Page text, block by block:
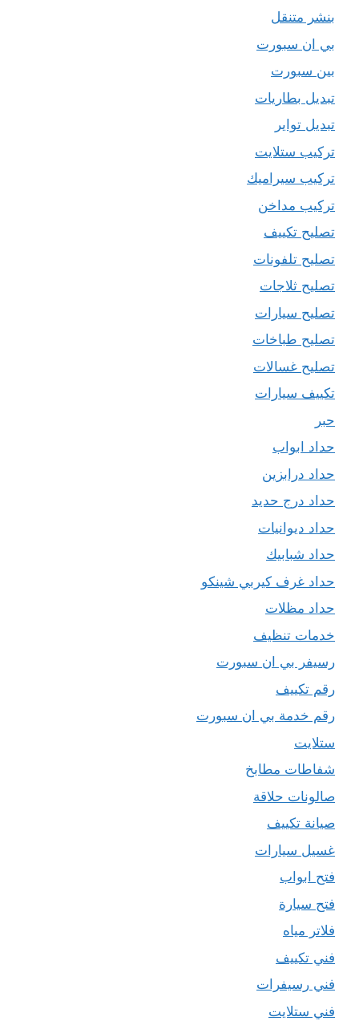
بنشر متنقل
بي ان سبورت
بين سبورت
تبديل بطاريات
تبديل تواير
تركيب ستلايت
تركيب سيراميك
تركيب مداخن
تصليح تكييف
تصليح تلفونات
تصليح ثلاجات
تصليح سيارات
تصليح طباخات
تصليح غسالات
تكييف سيارات
حبر
حداد ابواب
حداد درابزين
حداد درج حديد
حداد ديوانيات
حداد شبابيك
حداد غرف كيربي شينكو
حداد مظلات
خدمات تنظيف
رسيفر بي ان سبورت
رقم تكييف
رقم خدمة بي ان سبورت
ستلايت
شفاطات مطابخ
صالونات حلاقة
صيانة تكييف
غسيل سيارات
فتح ابواب
فتح سيارة
فلاتر مياه
فني تكييف
فني رسيفرات
فني ستلايت